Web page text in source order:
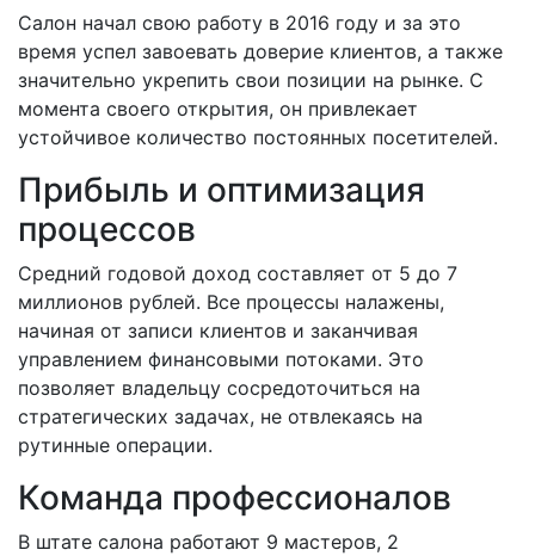
Салон начал свою работу в 2016 году и за это
время успел завоевать доверие клиентов, а также
значительно укрепить свои позиции на рынке. С
момента своего открытия, он привлекает
устойчивое количество постоянных посетителей.
Прибыль и оптимизация
процессов
Средний годовой доход составляет от 5 до 7
миллионов рублей. Все процессы налажены,
начиная от записи клиентов и заканчивая
управлением финансовыми потоками. Это
позволяет владельцу сосредоточиться на
стратегических задачах, не отвлекаясь на
рутинные операции.
Команда профессионалов
В штате салона работают 9 мастеров, 2